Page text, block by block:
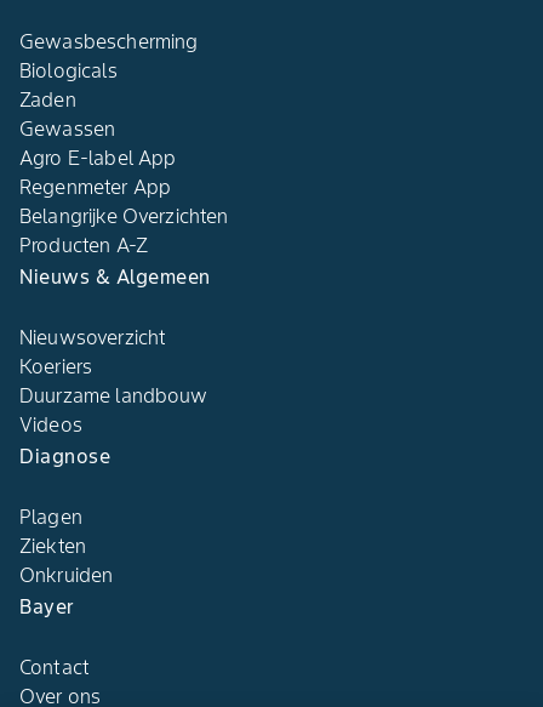
Gewasbescherming
Biologicals
Zaden
Gewassen
Agro E-label App
Regenmeter App
Belangrijke Overzichten
Producten A-Z
Nieuws & Algemeen
Nieuwsoverzicht
Koeriers
Duurzame landbouw
Videos
Diagnose
Plagen
Ziekten
Onkruiden
Bayer
Contact
Over ons